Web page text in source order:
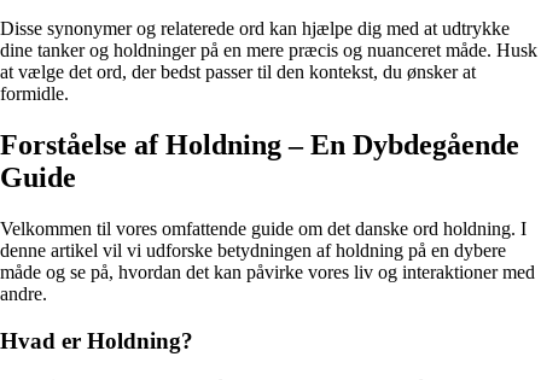
Disse synonymer og relaterede ord kan hjælpe dig med at udtrykke
dine tanker og holdninger på en mere præcis og nuanceret måde. Husk
at vælge det ord, der bedst passer til den kontekst, du ønsker at
formidle.
Forståelse af Holdning – En Dybdegående
Guide
Velkommen til vores omfattende guide om det danske ord holdning. I
denne artikel vil vi udforske betydningen af holdning på en dybere
måde og se på, hvordan det kan påvirke vores liv og interaktioner med
andre.
Hvad er Holdning?